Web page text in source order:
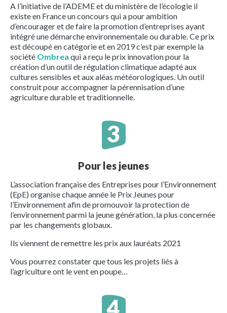
A l’initiative de l’ADEME et du ministère de l’écologie il
existe en France un concours qui a pour ambition
d’encourager et de faire la promotion d’entreprises ayant
intégré une démarche environnementale ou durable. Ce prix
est découpé en catégorie et en 2019 c’est par exemple la
société Ombrea qui a reçu le prix innovation pour la
création d’un outil de régulation climatique adapté aux
cultures sensibles et aux aléas météorologiques. Un outil
construit pour accompagner la pérennisation d’une
agriculture durable et traditionnelle.
Pour les jeunes
L’association française des Entreprises pour l’Environnement
(EpE) organise chaque année le Prix Jeunes pour
l’Environnement afin de promouvoir la protection de
l’environnement parmi la jeune génération, la plus concernée
par les changements globaux.
Ils viennent de remettre les prix aux lauréats 2021
Vous pourrez constater que tous les projets liés à
l’agriculture ont le vent en poupe…